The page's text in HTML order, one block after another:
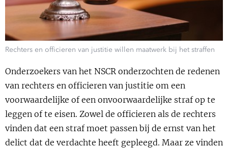
Podcast
Rechters en officieren van justitie willen maatwerk bij het straffen
Onderzoekers van het NSCR onderzochten de redenen
van rechters en officieren van justitie om een
voorwaardelijke of een onvoorwaardelijke straf op te
leggen of te eisen. Zowel de officieren als de rechters
vinden dat een straf moet passen bij de ernst van het
delict dat de verdachte heeft gepleegd. Maar ze vinden